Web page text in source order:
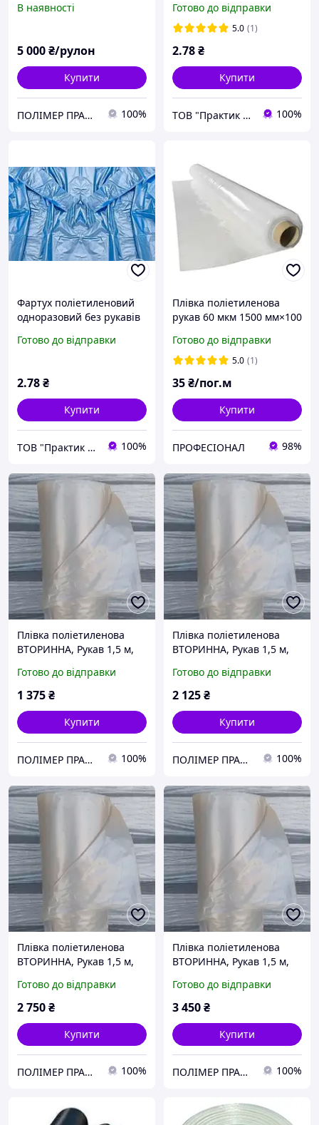
В наявності
5 000₴/рулон
Купити
ПОЛІМЕР ПРАКТІК 100%
Медичний одноразовий
фартух
Готово до відправки
5.0 (1)
2.78₴
Купити
ТОВ "Практик 2022": Інтернет-магазин медичних, офісних, канцелярських та господарських товарів 100%
Фартух поліетиленовий
одноразовий без рукавів
Медичний одноразовий
Готово до відправки
2.78₴
Купити
ТОВ "Практик 2022": Інтернет-магазин медичних, офісних, канцелярських та господарських товарів 100%
Плівка поліетиленова
рукав 60 мкм 1500 мм×100
Готово до відправки
5.0 (1)
35₴/пог.м
Купити
ПРОФЕСІОНАЛ 98%
Плівка поліетиленова
ВТОРИННА, Рукав 1,5 м,
Готово до відправки
1 375₴
Купити
ПОЛІМЕР ПРАКТІК 100%
Плівка поліетиленова
ВТОРИННА, Рукав 1,5 м,
Готово до відправки
2 125₴
Купити
ПОЛІМЕР ПРАКТІК 100%
Плівка поліетиленова
ВТОРИННА, Рукав 1,5 м,
Готово до відправки
2 750₴
Купити
ПОЛІМЕР ПРАКТІК 100%
Плівка поліетиленова
ВТОРИННА, Рукав 1,5 м,
Готово до відправки
3 450₴
Купити
ПОЛІМЕР ПРАКТІК 100%